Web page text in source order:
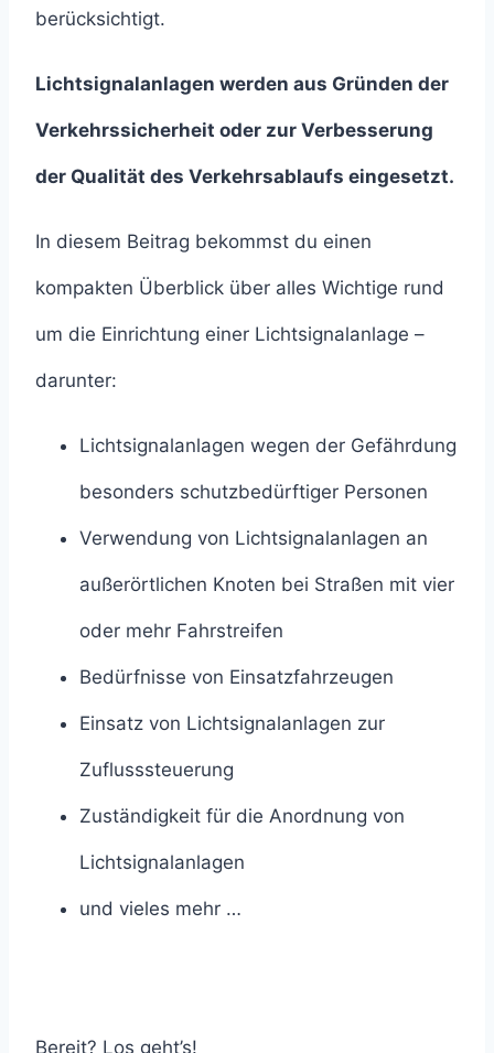
berücksichtigt.
Lichtsignalanlagen werden aus Gründen der
Verkehrssicherheit oder zur Verbesserung
der Qualität des Verkehrsablaufs eingesetzt.
In diesem Beitrag bekommst du einen
kompakten Überblick über alles Wichtige rund
um die Einrichtung einer Lichtsignalanlage –
darunter:
Lichtsignalanlagen wegen der Gefährdung
besonders schutzbedürftiger Personen
Verwendung von Lichtsignalanlagen an
außerörtlichen Knoten bei Straßen mit vier
oder mehr Fahrstreifen
Bedürfnisse von Einsatzfahrzeugen
Einsatz von Lichtsignalanlagen zur
Zuflusssteuerung
Zuständigkeit für die Anordnung von
Lichtsignalanlagen
und vieles mehr …
Bereit? Los geht’s!